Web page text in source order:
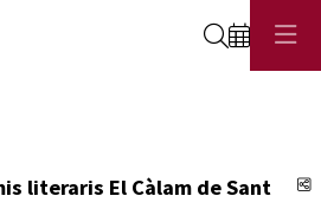
Cerca
literaris El Càlam de Sant